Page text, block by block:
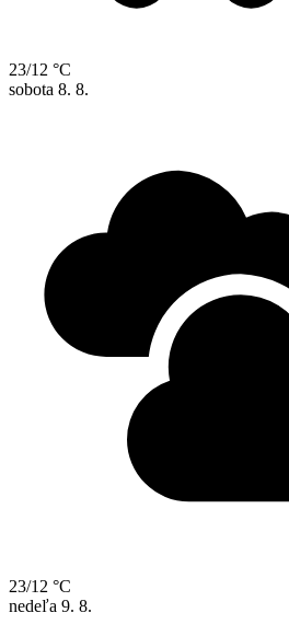
23/12 °C
sobota 8. 8.
23/12 °C
nedeľa 9. 8.